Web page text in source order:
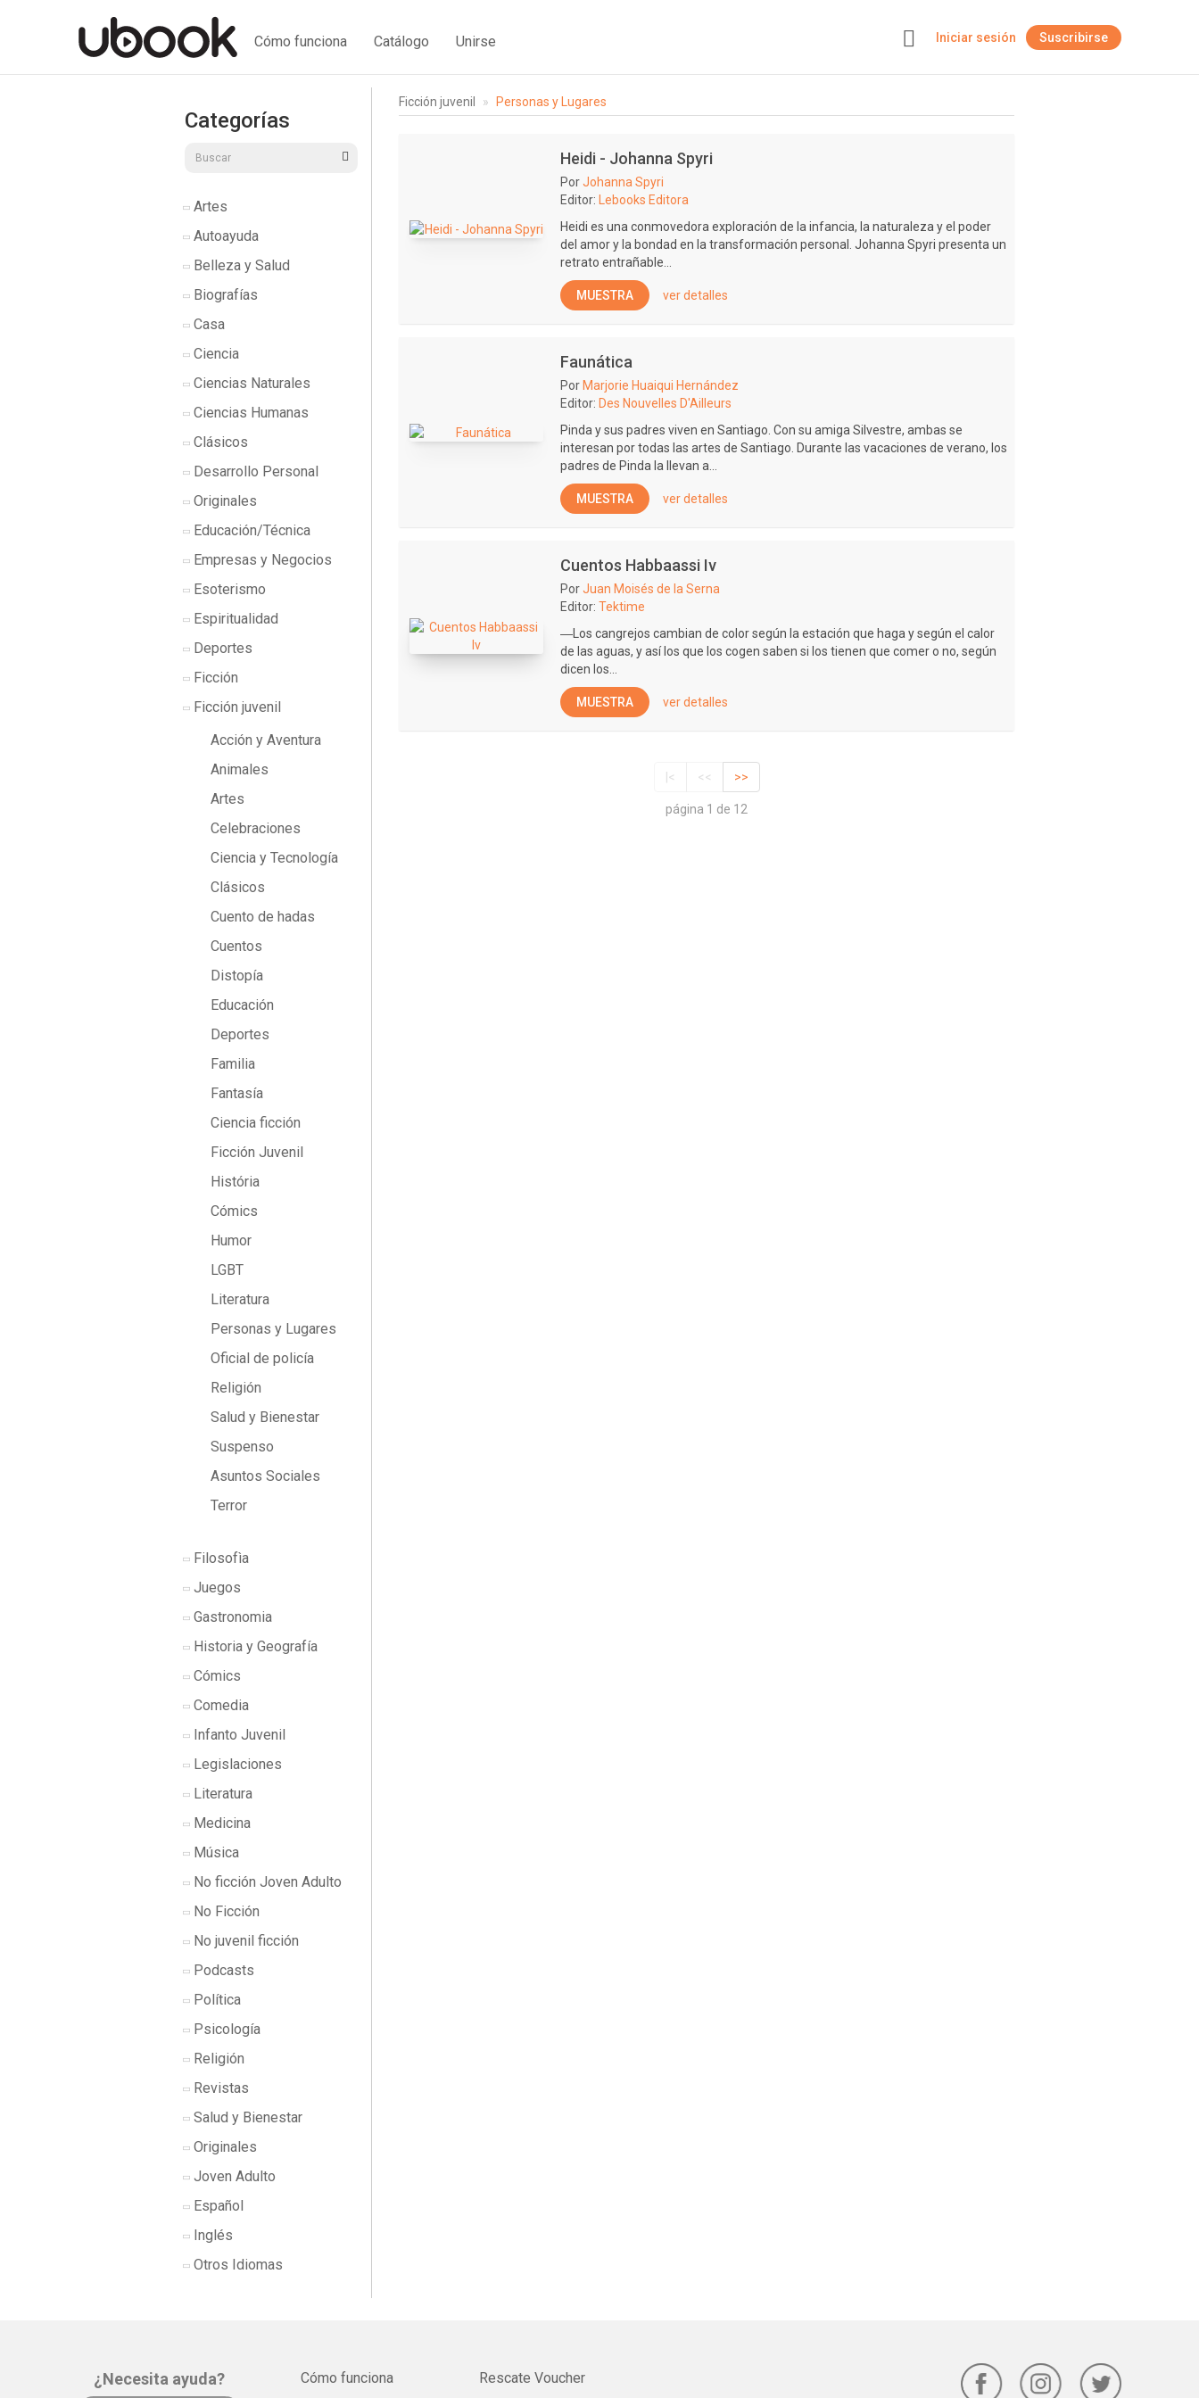
Cómo funciona Catálogo Unirse Iniciar sesión Suscribirse
Categorías
Artes
Autoayuda
Belleza y Salud
Biografías
Casa
Ciencia
Ciencias Naturales
Ciencias Humanas
Clásicos
Desarrollo Personal
Originales
Educación/Técnica
Empresas y Negocios
Esoterismo
Espiritualidad
Deportes
Ficción
Ficción juvenil
Acción y Aventura
Animales
Artes
Celebraciones
Ciencia y Tecnología
Clásicos
Cuento de hadas
Cuentos
Distopía
Educación
Deportes
Familia
Fantasía
Ciencia ficción
Ficción Juvenil
História
Cómics
Humor
LGBT
Literatura
Personas y Lugares
Oficial de policía
Religión
Salud y Bienestar
Suspenso
Asuntos Sociales
Terror
Filosofìa
Juegos
Gastronomia
Historia y Geografía
Cómics
Comedia
Infanto Juvenil
Legislaciones
Literatura
Medicina
Música
No ficción Joven Adulto
No Ficción
No juvenil ficción
Podcasts
Política
Psicología
Religión
Revistas
Salud y Bienestar
Originales
Joven Adulto
Español
Inglés
Otros Idiomas
Ficción juvenil Personas y Lugares
Heidi - Johanna Spyri
PorJohanna Spyri
Editor:
Lebooks Editora
Heidi es una conmovedora exploración de la infancia, la naturaleza y el poder
del amor y la bondad en la transformación personal. Johanna Spyri presenta un
retrato entrañable...
MUESTRA ver detalles
Faunática
Por Marjorie Huaiqui Hernández
Editor: Des Nouvelles D'Ailleurs
Pinda y sus padres viven en Santiago. Con su amiga Silvestre, ambas se
interesan por todas las artes de Santiago. Durante las vacaciones de verano, los
padres de Pinda la llevan a...
MUESTRA ver detalles
Cuentos Habbaassi Iv
PorJuan Moisés de la Serna
Editor: Tektime
―Los cangrejos cambian de color según la estación que haga y según el calor
de las aguas, y así los que los cogen saben si los tienen que comer o no, según
dicen los...
MUESTRA ver detalles
|< << >>
página 1 de 12
¿Necesita ayuda? Cómo funciona Rescate Voucher